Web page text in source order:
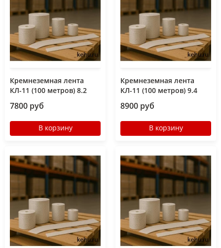
Кремнеземная лента
КЛ-11 (100 метров) 8.2
7800 руб
В корзину
Кремнеземная лента
КЛ-11 (100 метров) 9.4
8900 руб
В корзину